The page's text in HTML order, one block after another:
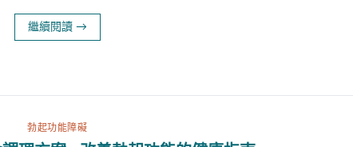
繼續閱讀 →
勃起功能障礙